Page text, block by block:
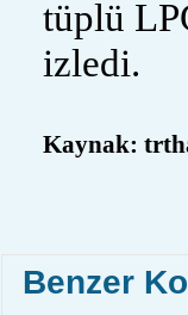
tüplü
izledi.
Kaynak:
Benzer